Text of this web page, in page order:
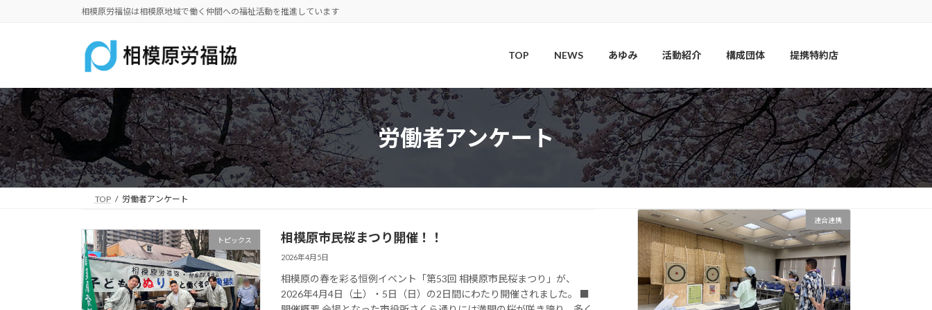
へ
ス
キ
ッ
プ
ョ
ン
に
移
動
相模原労福協は相模原地域で働く仲間への福祉活動を推進しています
TOP NEWS あゆみ 活動紹介 構成団体 提携特約店
労働者アンケート
TOP 労働者アンケート
トピックス 相模原市民桜まつり開催！！
2026年4月5日
相模原の春を彩る恒例イベント「第53回 相模原市民桜まつり」が、
2026年4月4日（土）・5日（日）の2日間にわたり開催されました。 ■
連合連携